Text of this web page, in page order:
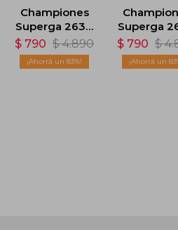
Championes
Superga 2630
Stripe
Corduroy -
Blanco
$ 790 $ 4.890
83
Superga
Stripe
Verde
$ 790 $
83